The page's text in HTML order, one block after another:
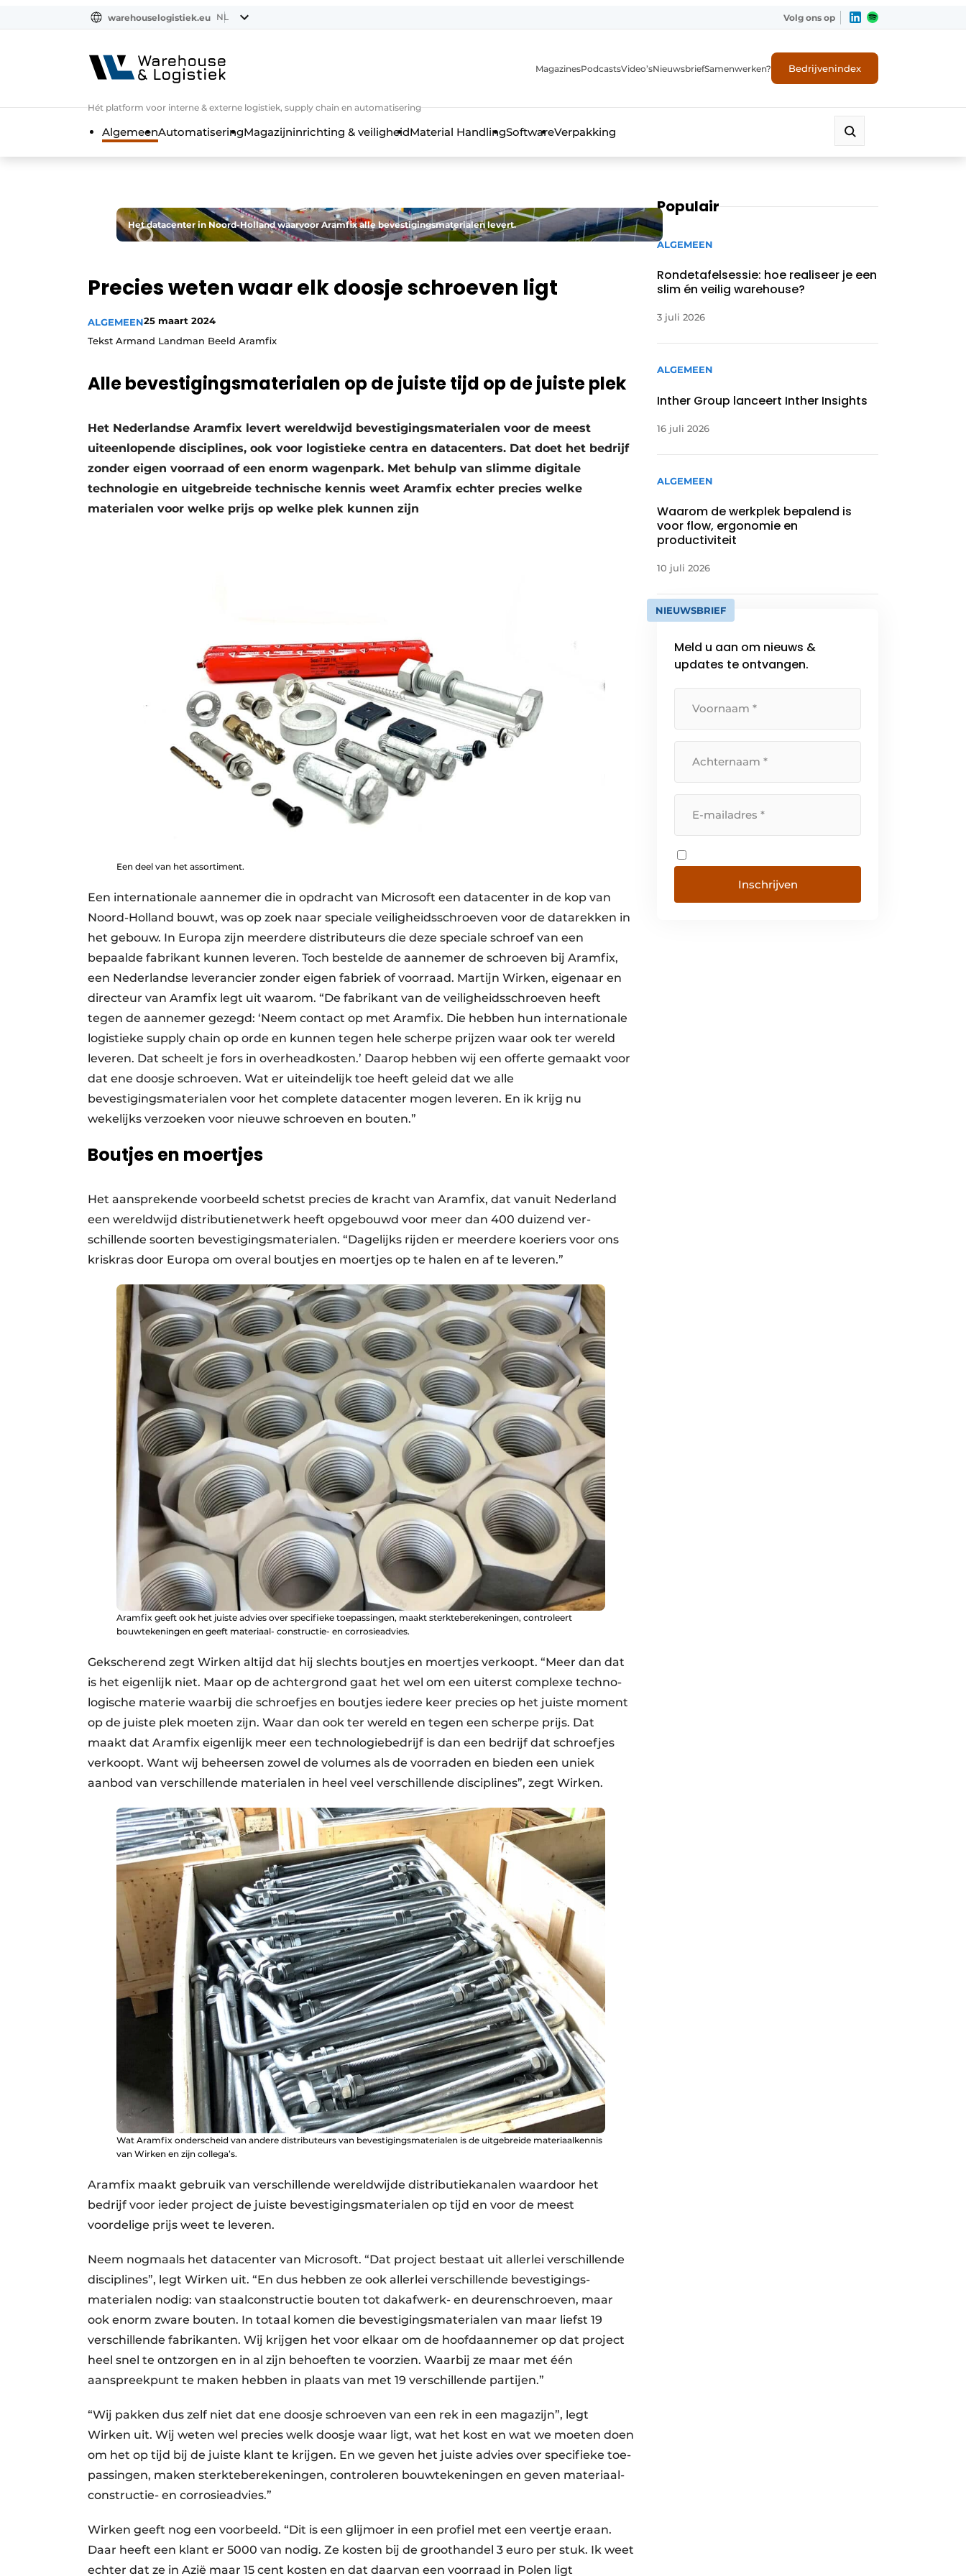
warehouselogistiek.eu NL Volg ons op
Hét platform voor interne & externe logistiek, supply chain en automatisering
MagazinesPodcastsVideo’sNieuwsbriefSamenwerken? Bedrijvenindex
AlgemeenAutomatiseringMagazijninrichting & veiligheidMaterial HandlingSoftwareVerpakking
Het datacenter in Noord-Holland waarvoor Aramfix alle bevestigingsmaterialen levert.
Precies weten waar elk doosje schroeven ligt
ALGEMEEN25 maart 2024
Tekst Armand Landman Beeld Aramfix
Alle bevestigingsmaterialen op de juiste tijd op de juiste plek
Het Nederlandse Aramfix levert wereldwijd bevestigingsmaterialen voor de meest
uiteenlopende disciplines, ook voor logistieke centra en datacenters. Dat doet het bedrijf
zonder eigen voorraad of een enorm wagenpark. Met behulp van slimme digitale
technologie en uitgebreide technische kennis weet Aramfix echter precies welke
materialen voor welke prijs op welke plek kunnen zijn
Een deel van het assortiment.
Een internationale aannemer die in opdracht van Microsoft een datacenter in de kop van
Noord-Holland bouwt, was op zoek naar speciale veiligheidsschroeven voor de datarekken in
het gebouw. In Europa zijn meerdere distributeurs die deze speciale schroef van een
bepaalde fabrikant kunnen leveren. Toch bestelde de aannemer de schroeven bij Aramfix,
een Nederlandse leverancier zonder eigen fabriek of voorraad. Martijn Wirken, eigenaar en
directeur van Aramfix legt uit waarom. “De fabrikant van de veiligheidsschroeven heeft
tegen de aannemer gezegd: ‘Neem contact op met Aramfix. Die hebben hun internationale
logistieke supply chain op orde en kunnen tegen hele scherpe prijzen waar ook ter wereld
leveren. Dat scheelt je fors in overheadkosten.’ Daarop hebben wij een offerte gemaakt voor
dat ene doosje schroeven. Wat er uiteindelijk toe heeft geleid dat we alle
bevestigingsmaterialen voor het complete datacenter mogen leveren. En ik krijg nu
wekelijks verzoeken voor nieuwe schroeven en bouten.”
Boutjes en moertjes
Het aansprekende voorbeeld schetst precies de kracht van Aramfix, dat vanuit Nederland
een wereldwijd distributienetwerk heeft opgebouwd voor meer dan 400 duizend ver­
schillende soorten bevestigingsmaterialen. “Dagelijks rijden er meerdere koeriers voor ons
kriskras door Europa om overal boutjes en moertjes op te halen en af te leveren.”
Aramfix geeft ook het juiste advies over specifieke toepassingen, maakt sterkteberekeningen, controleert
bouwtekeningen en geeft materiaal- constructie- en corrosieadvies.
Gekscherend zegt Wirken altijd dat hij slechts boutjes en moertjes verkoopt. “Meer dan dat
is het eigenlijk niet. Maar op de achtergrond gaat het wel om een uiterst complexe techno­
logische materie waarbij die schroefjes en boutjes iedere keer precies op het juiste moment
op de juiste plek moeten zijn. Waar dan ook ter wereld en tegen een scherpe prijs. Dat
maakt dat Aramfix eigenlijk meer een technologie­bedrijf is dan een bedrijf dat schroefjes
verkoopt. Want wij beheersen zowel de volumes als de voorraden en bieden een uniek
aanbod van verschillende materialen in heel veel verschillende disciplines”, zegt Wirken.
Wat Aramfix onderscheid van andere distributeurs van bevestigingsmaterialen is de uitgebreide materiaalkennis
van Wirken en zijn collega’s.
Aramfix maakt gebruik van verschillende wereld­wijde distributiekanalen waar­door het
bedrijf voor ieder project de juiste bevestigings­materialen op tijd en voor de meest
voordelige prijs weet te leveren.
Neem nogmaals het datacenter van Microsoft. “Dat project bestaat uit allerlei verschillende
disciplines”, legt Wirken uit. “En dus hebben ze ook allerlei verschillende bevestigings­
materialen nodig: van staal­constructie bouten tot dakafwerk- en deuren­schroeven, maar
ook enorm zware bouten. In totaal komen die bevestigings­materialen van maar liefst 19
verschillende fabrikanten. Wij krijgen het voor elkaar om de hoofd­aannemer op dat project
heel snel te ontzorgen en in al zijn behoeften te voorzien. Waarbij ze maar met één
aanspreek­punt te maken hebben in plaats van met 19 verschillende partijen.”
“Wij pakken dus zelf niet dat ene doosje schroeven van een rek in een magazijn”, legt
Wirken uit. Wij weten wel precies welk doosje waar ligt, wat het kost en wat we moeten doen
om het op tijd bij de juiste klant te krijgen. En we geven het juiste advies over specifieke toe­
passingen, maken sterkte­berekeningen, contro­leren bouwtekeningen en geven materiaal-
constructie- en corrosieadvies.”
Wirken geeft nog een voorbeeld. “Dit is een glijmoer in een profiel met een veertje eraan.
Daar heeft een klant er 5000 van nodig. Ze kosten bij de groothandel 3 euro per stuk. Ik weet
echter dat ze in Azië maar 15 cent kosten en dat daarvan een voorraad in Polen ligt
Populair
ALGEMEEN
Rondetafelsessie: hoe realiseer je een
slim én veilig warehouse?
3 juli 2026
ALGEMEEN
Inther Group lanceert Inther Insights
16 juli 2026
ALGEMEEN
Waarom de werkplek bepalend is
voor flow, ergonomie en
productiviteit
10 juli 2026
NIEUWSBRIEF
Meld u aan om nieuws &
updates te ontvangen.
Inschrijven